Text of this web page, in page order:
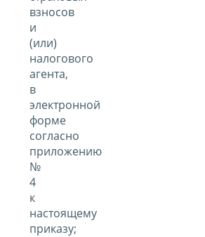
взносов
и
(или)
налогового
агента,
в
электронной
форме
согласно
приложению
№
4
к
настоящему
приказу;